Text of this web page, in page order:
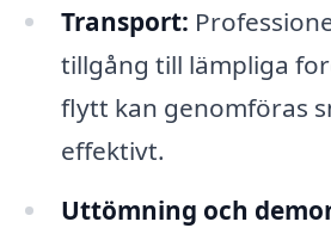
Transport:
tillgång till lämpliga
flytt kan genomföras
effektivt.
Uttömning och